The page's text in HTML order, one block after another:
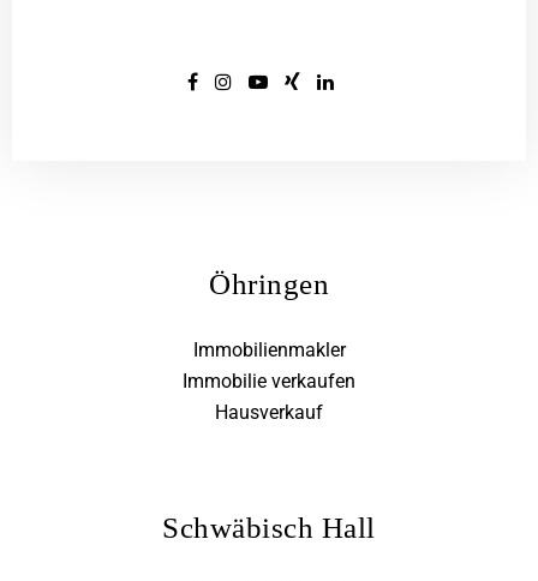
Öhringen
Immobilienmakler
Immobilie verkaufen
Hausverkauf
Schwäbisch Hall